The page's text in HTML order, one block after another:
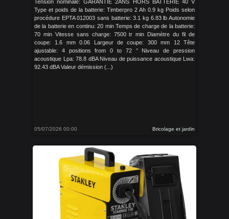
Tension nominale: GARANTIE 2ANS HORS BATTERIE 40 V
Type et poids de la batterie: Timberpro 2 Ah 0.9 kg Poids selon
procédure EPTA 012003 sans batterie: 3.1 kg 6.83 lb Autonomie
de la batterie en continu: 20 min Temps de charge de la batterie:
70 min Vitesse sans charge: 7500 tr min Diamètre du fil de
coupe: 1.6 mm 0.06 Largeur de coupe: 300 mm 12 Tête
ajustable: 4 positions from 0 to 72 ° Niveau de pression
acoustique Lpa: 78.8 dBA Niveau de puissance acoustique Lwa:
92.43 dBA Valeur démission (...)
05/07/2026 00:00 Bricolage et jardin